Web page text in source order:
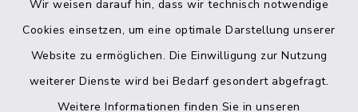
Wir weisen darauf hin, dass wir technisch notwendige
Cookies einsetzen, um eine optimale Darstellung unserer
Website zu ermöglichen. Die Einwilligung zur Nutzung
weiterer Dienste wird bei Bedarf gesondert abgefragt.
Weitere Informationen finden Sie in unseren
Bankverbindung der Amtskasse